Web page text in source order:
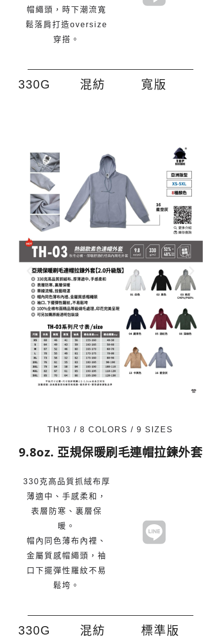
帽繩頭，時下潮流寬
鬆落肩打造oversize
穿搭。
330G 混紡 寬版
TH03 / 8 COLORS / 9 SIZES
9.8oz. 亞規保暖刷毛連帽拉鍊外套
330克高品質抓絨布厚
薄適中、手感柔和，
表層防寒、裏層保
暖。
帽內同色薄布內裡、
金屬質感帽繩頭，袖
口下擺彈性羅紋不易
鬆垮。
330G 混紡 標準版